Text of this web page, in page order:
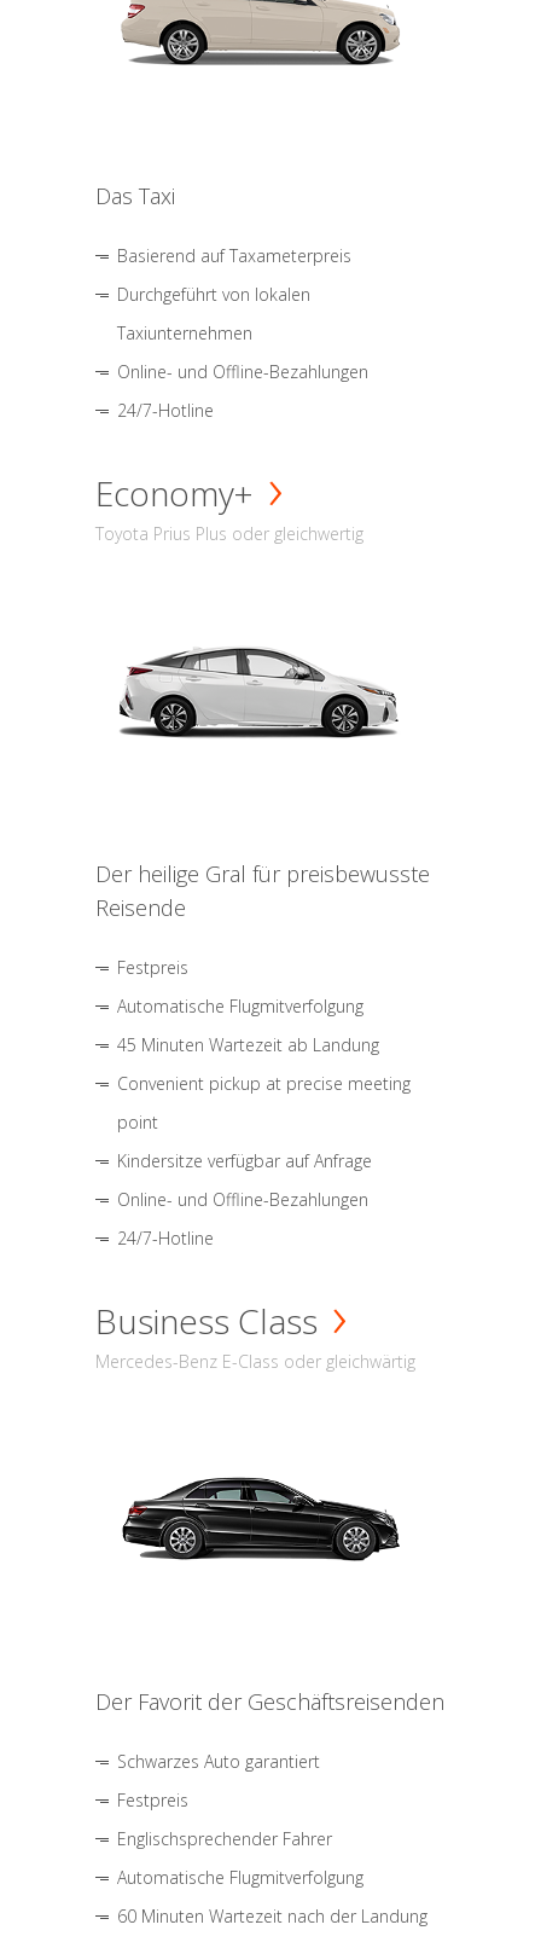
Das Taxi
Basierend auf Taxameterpreis
Durchgeführt von lokalen
Taxiunternehmen
Online- und Offline-Bezahlungen
24/7-Hotline
Economy+
Toyota Prius Plus oder gleichwertig
Der heilige Gral für preisbewusste
Reisende
Festpreis
Automatische Flugmitverfolgung
45 Minuten Wartezeit ab Landung
Convenient pickup at precise meeting
point
Kindersitze verfügbar auf Anfrage
Online- und Offline-Bezahlungen
24/7-Hotline
Business Class
Mercedes-Benz E-Class oder gleichwärtig
Der Favorit der Geschäftsreisenden
Schwarzes Auto garantiert
Festpreis
Englischsprechender Fahrer
Automatische Flugmitverfolgung
60 Minuten Wartezeit nach der Landung